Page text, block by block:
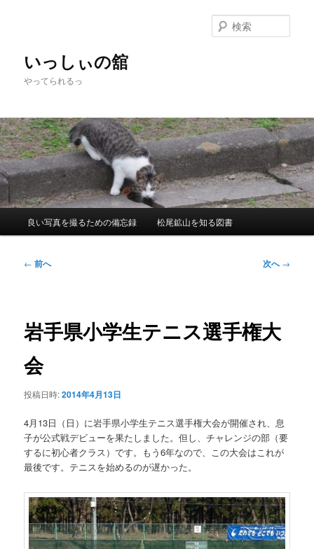
へ
移
動
いっしぃの舘
やってられるっ
索
良い写真を撮るための備忘録 松尾鉱山を知る図書
投
ゲ
ー
ョ
ン
← 前へ 次へ→
岩手県小学生テニス選手権大
会
投稿日時:2014年4月13日
4月13日（日）に岩手県小学生テニス選手権大会が開催され、息
子が公式戦デビューを果たしました。但し、チャレンジの部（要
するに初心者クラス）です。もう6年なので、この大会はこれが
最後です。テニスを始めるのが遅かった。